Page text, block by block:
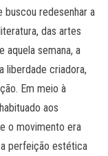
redesenhar a
das artes
aquela semana, a
liberdade criadora,
Em meio à
aos
o movimento era
perfeição estética